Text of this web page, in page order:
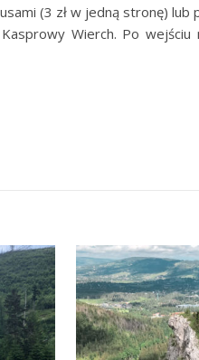
(3 zł w jedną stronę) lub
Wierch. Po